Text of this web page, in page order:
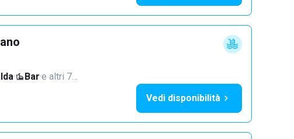
· Bar·e altri 7…
Vedi disponibilità